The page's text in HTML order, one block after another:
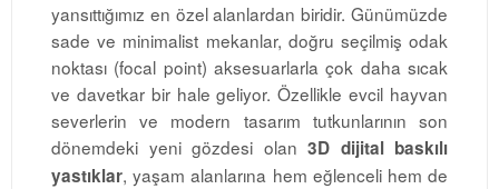
yansıttığımız en özel alanlardan biridir. Günümüzde
sade ve minimalist mekanlar, doğru seçilmiş odak
noktası (focal point) aksesuarlarla çok daha sıcak
ve davetkar bir hale geliyor. Özellikle evcil hayvan
severlerin ve modern tasarım tutkunlarının son
dönemdeki yeni gözdesi olan 3D dijital baskılı
yastıklar, yaşam alanlarına hem eğlenceli hem de